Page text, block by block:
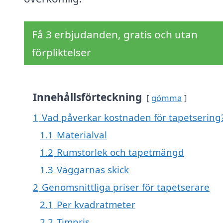
Få 3 erbjudanden, gratis och utan
förpliktelser
Innehållsförteckning gömma
1 Vad påverkar kostnaden för
1.1 Materialval
1.2 Rumstorlek och tapetmängd
1.3 Väggarnas skick
2 Genomsnittliga priser för tapetserare
2.1 Per kvadratmeter